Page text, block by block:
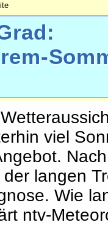
viel
der langen
Wie
ntv-